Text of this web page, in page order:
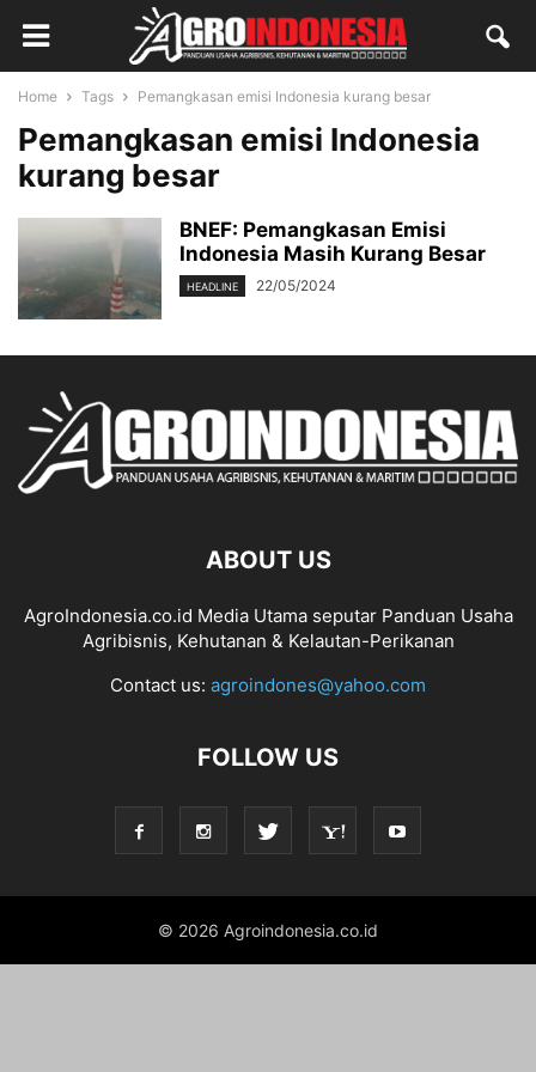
Home Tags Pemangkasan emisi Indonesia kurang besar
Pemangkasan emisi Indonesia
kurang besar
BNEF: Pemangkasan Emisi
Indonesia Masih Kurang Besar
HEADLINE 22/05/2024
ABOUT US
AgroIndonesia.co.id Media Utama seputar Panduan Usaha
Agribisnis, Kehutanan & Kelautan-Perikanan
Contact us: agroindones@yahoo.com
FOLLOW US
© 2026 Agroindonesia.co.id